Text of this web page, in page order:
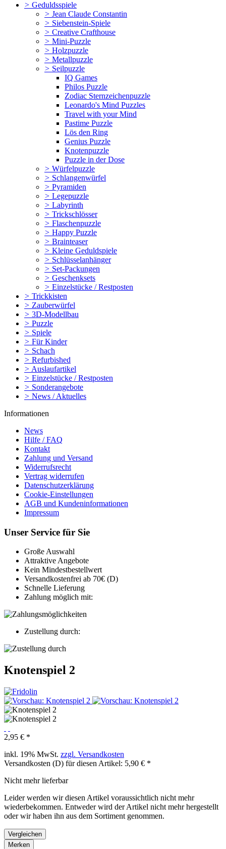
> Geduldsspiele
> Jean Claude Constantin
> Siebenstein-Spiele
> Creative Crafthouse
> Mini-Puzzle
> Holzpuzzle
> Metallpuzzle
> Seilpuzzle
IQ Games
Philos Puzzle
Zodiac Sternzeichenpuzzle
Leonardo's Mind Puzzles
Travel with your Mind
Pastime Puzzle
Lös den Ring
Genius Puzzle
Knotenpuzzle
Puzzle in der Dose
> Würfelpuzzle
> Schlangenwürfel
> Pyramiden
> Legepuzzle
> Labyrinth
> Trickschlösser
> Flaschenpuzzle
> Happy Puzzle
> Brainteaser
> Kleine Geduldspiele
> Schlüsselanhänger
> Set-Packungen
> Geschenksets
> Einzelstücke / Restposten
> Trickkisten
> Zauberwürfel
> 3D-Modellbau
> Puzzle
> Spiele
> Für Kinder
> Schach
> Refurbished
> Auslaufartikel
> Einzelstücke / Restposten
> Sonderangebote
> News / Aktuelles
Informationen
News
Hilfe / FAQ
Kontakt
Zahlung und Versand
Widerrufsrecht
Vertrag widerrufen
Datenschutzerklärung
Cookie-Einstellungen
AGB und Kundeninformationen
Impressum
Unser Service für Sie
Große Auswahl
Attraktive Angebote
Kein Mindestbestellwert
Versandkostenfrei ab 70€ (D)
Schnelle Lieferung
Zahlung möglich mit:
Zustellung durch:
Knotenspiel 2
2,95 € *
inkl. 19% MwSt. zzgl. Versandkosten
Versandkosten (D) für diesen Artikel: 5,90 € *
Nicht mehr lieferbar
Leider werden wir diesen Artikel voraussichtlich nicht mehr
wiederbekommen. Entweder wird der Artikel nicht mehr hergestellt
oder wir haben ihn aus dem Sortiment genommen.
Vergleichen
Merken